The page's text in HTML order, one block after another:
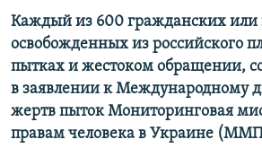
Каждый из 600 гражданских или
освобожденных из российского
пытках и жестоком обращении,
в заявлении к Международному
жертв пыток Мониторинговая
правам человека в Украине